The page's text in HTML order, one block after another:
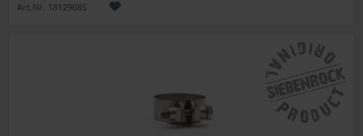
Art.Nr. 1812908S